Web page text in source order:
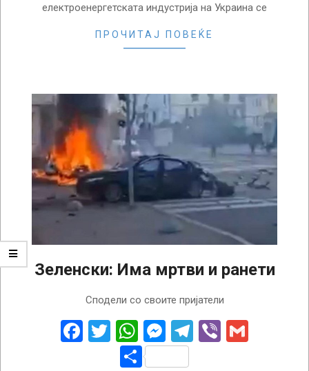
електроенергетската индустрија на Украина се
ПРОЧИТАЈ ПОВЕЌЕ
Зеленски: Има мртви и ранети
Сподели со своите пријатели
Facebook
TwitterWhatsApp
Messenger
Telegram
Viber
Share